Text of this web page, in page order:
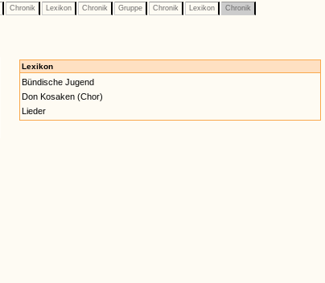
Chronik Lexikon Chronik Gruppe Chronik Lexikon Chronik
Lexikon
Bündische Jugend
Don Kosaken (Chor)
Lieder